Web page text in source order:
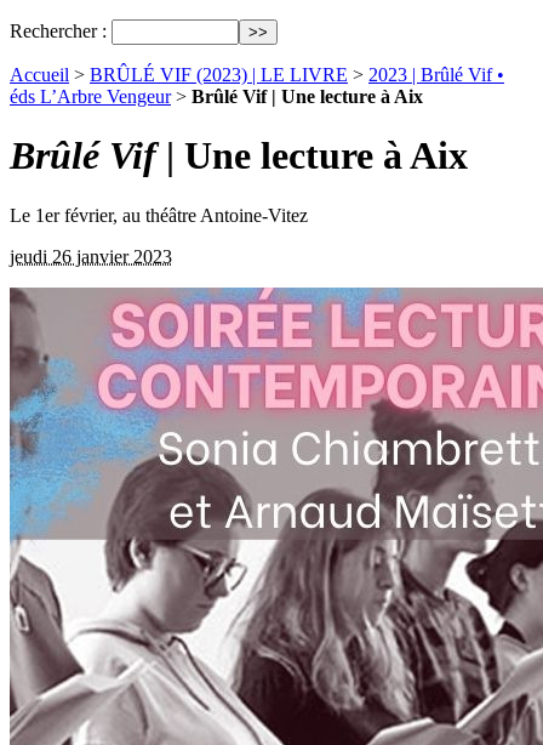
Rechercher :
Accueil > BRÛLÉ VIF (2023) | LE LIVRE > 2023 | Brûlé Vif •
éds L’Arbre Vengeur> Brûlé Vif | Une lecture à Aix
Brûlé Vif| Une lecture à Aix
Le 1er février, au théâtre Antoine-Vitez
jeudi 26 janvier 2023